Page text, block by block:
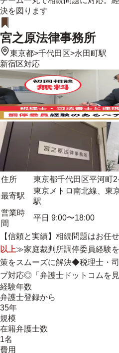
決を図ります
宮之原法律事務所
東京都>千代田区>永田町駅
新宿区対応
住所
東京都千代田区平河町
最寄駅
東京メトロ南北線、東
駅
営業時
間
平日 9:00〜18:00
【信頼と実績】相続問題はお任
以上≫家庭裁判所調停委員経験を
策をスムーズに解決◆税理士・
プ対応◎「弁護士ドットコムを
経験年数
弁護士登録から
35年
規模
在籍弁護士数
1名
費用